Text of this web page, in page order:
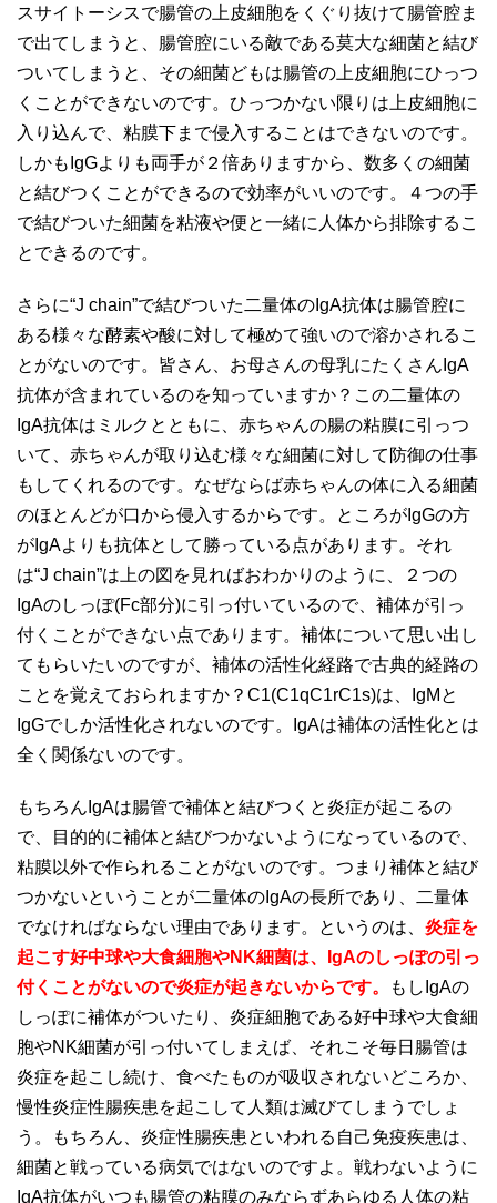
スサイトーシスで腸管の上皮細胞をくぐり抜けて腸管腔ま
で出てしまうと、腸管腔にいる敵である莫大な細菌と結び
ついてしまうと、その細菌どもは腸管の上皮細胞にひっつ
くことができないのです。ひっつかない限りは上皮細胞に
入り込んで、粘膜下まで侵入することはできないのです。
しかもIgGよりも両手が２倍ありますから、数多くの細菌
と結びつくことができるので効率がいいのです。４つの手
で結びついた細菌を粘液や便と一緒に人体から排除するこ
とできるのです。
さらに“J chain”で結びついた二量体のIgA抗体は腸管腔に
ある様々な酵素や酸に対して極めて強いので溶かされるこ
とがないのです。皆さん、お母さんの母乳にたくさんIgA
抗体が含まれているのを知っていますか？この二量体の
IgA抗体はミルクとともに、赤ちゃんの腸の粘膜に引っつ
いて、赤ちゃんが取り込む様々な細菌に対して防御の仕事
もしてくれるのです。なぜならば赤ちゃんの体に入る細菌
のほとんどが口から侵入するからです。ところがIgGの方
がIgAよりも抗体として勝っている点があります。それ
は“J chain”は上の図を見ればおわかりのように、２つの
IgAのしっぽ(Fc部分)に引っ付いているので、補体が引っ
付くことができない点であります。補体について思い出し
てもらいたいのですが、補体の活性化経路で古典的経路の
ことを覚えておられますか？C1(C1qC1rC1s)は、IgMと
IgGでしか活性化されないのです。IgAは補体の活性化とは
全く関係ないのです。
もちろんIgAは腸管で補体と結びつくと炎症が起こるの
で、目的的に補体と結びつかないようになっているので、
粘膜以外で作られることがないのです。つまり補体と結び
つかないということが二量体のIgAの長所であり、二量体
でなければならない理由であります。というのは、 炎症を
起こす好中球や大食細胞やNK細菌は、IgAのしっぽの引っ
付くことがないので炎症が起きないからです。
もしIgAの
しっぽに補体がついたり、炎症細胞である好中球や大食細
胞やNK細菌が引っ付いてしまえば、それこそ毎日腸管は
炎症を起こし続け、食べたものが吸収されないどころか、
慢性炎症性腸疾患を起こして人類は滅びてしまうでしょ
う。もちろん、炎症性腸疾患といわれる自己免疫疾患は、
細菌と戦っている病気ではないのですよ。戦わないように
IgA抗体がいつも腸管の粘膜のみならずあらゆる人体の粘